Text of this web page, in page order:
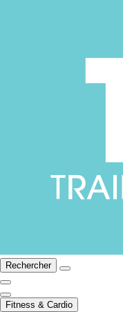
Rechercher
Fitness & Cardio